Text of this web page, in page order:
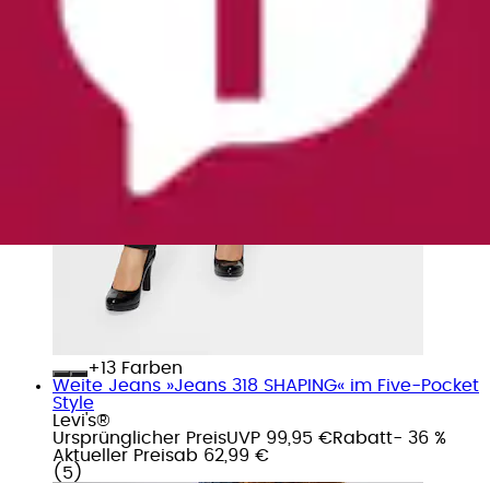
+
Farben
Weite Jeans »Jeans 318 SHAPING« im Five-Pocket
Style
Levi's®
Ursprünglicher PreisUVP 99,95 €Rabatt- 36 %
Aktueller Preisab 62,99 €
( 5 )